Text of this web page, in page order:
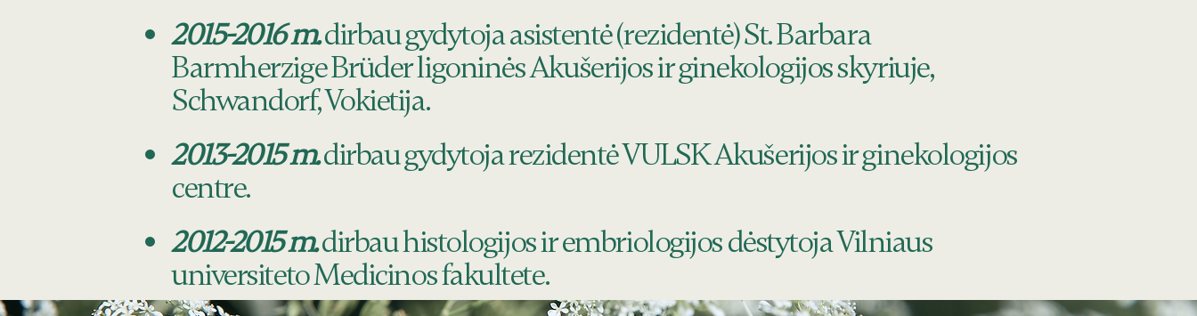
2015-2016 m.dirbau gydytoja asistentė (rezidentė) St. Barbara
Barmherzige Brüder ligoninės Akušerijos ir ginekologijos skyriuje,
Schwandorf, Vokietija.
2013-2015 m.dirbau gydytoja rezidentė VULSK Akušerijos ir ginekologijos
centre.
2012-2015 m.dirbau histologijos ir embriologijos dėstytoja Vilniaus
universiteto Medicinos fakultete.